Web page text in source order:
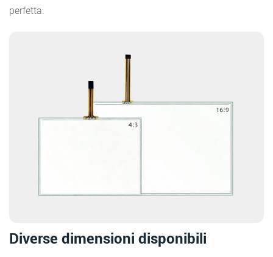
perfetta.
Diverse dimensioni disponibili